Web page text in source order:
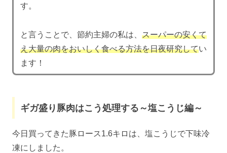
す。
と言うことで、節約主婦の私は、 スーパーの安くて
え大量の肉をおいしく食べる方法を日夜研究してい
ます！
ギガ盛り豚肉はこう処理する～塩こうじ編～
今日買ってきた豚ロース1.6キロは、塩こうじで下味冷
凍にしました。